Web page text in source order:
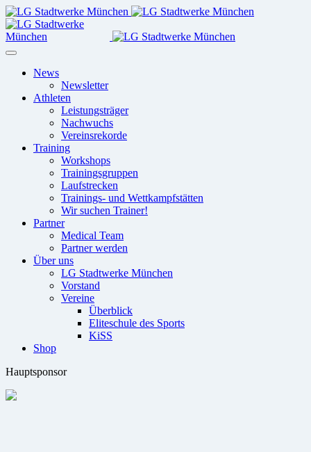
News
Newsletter
Athleten
Leistungsträger
Nachwuchs
Vereinsrekorde
Training
Workshops
Trainingsgruppen
Laufstrecken
Trainings- und Wettkampfstätten
Wir suchen Trainer!
Partner
Medical Team
Partner werden
Über uns
LG Stadtwerke München
Vorstand
Vereine
Überblick
Eliteschule des Sports
KiSS
Shop
Hauptsponsor